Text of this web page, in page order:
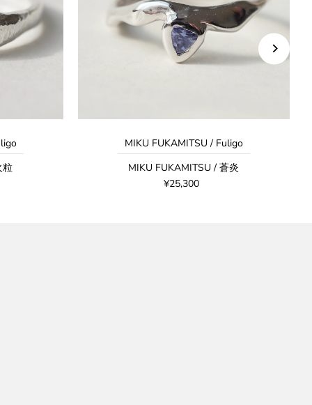
粒
MIKU FUKAMITSU / Fuligo
MIKU FUKAMITSU / 蒼炎
¥25,300